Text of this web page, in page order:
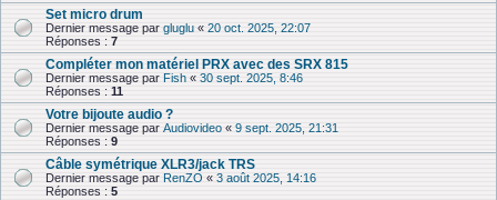
Set micro drum
Dernier message par gluglu « 20 oct. 2025, 22:07
Réponses : 7
Compléter mon matériel PRX avec des SRX 815
Dernier message par Fish « 30 sept. 2025, 8:46
Réponses : 11
Votre bijoute audio ?
Dernier message par Audiovideo « 9 sept. 2025, 21:31
Réponses : 9
Câble symétrique XLR3/jack TRS
Dernier message par RenZO « 3 août 2025, 14:16
Réponses : 5